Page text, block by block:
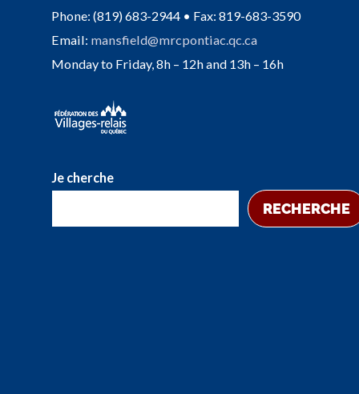
Phone: (819) 683-2944 • Fax: 819-683-3590
Email: mansfield@mrcpontiac.qc.ca
Monday to Friday, 8h – 12h and 13h – 16h
Je cherche
RECHERCHE